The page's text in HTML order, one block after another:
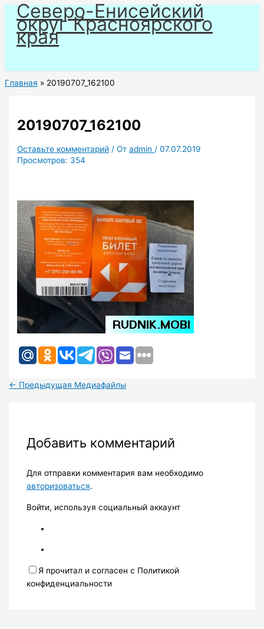
Перейти
содержимому
Северо-Енисейский
округ Красноярского
края
Главная 20190707_162100
20190707_162100
Оставьте комментарий / Отadmin /07.07.2019
Просмотров: 354
← Предыдущая Медиафайлы
Добавить комментарий
Для отправки комментария вам необходимо
авторизоваться.
Войти, используя социальный аккаунт
Я прочитал и согласен с Политикой
конфиденциальности